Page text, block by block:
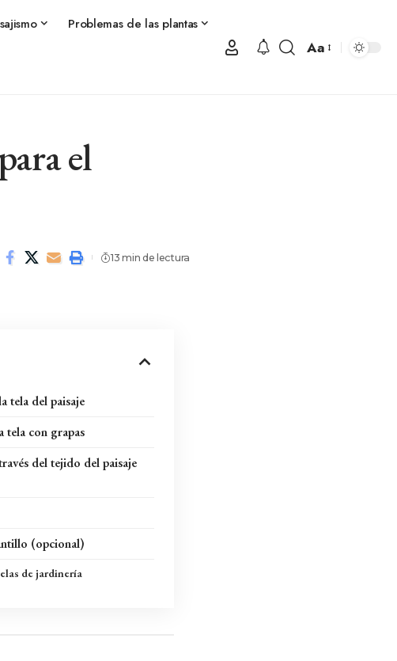
Problemas de las plantas
Aa
el
13 min de lectura
tela del paisaje
tela con grapas
del tejido del paisaje
(opcional)
de jardinería